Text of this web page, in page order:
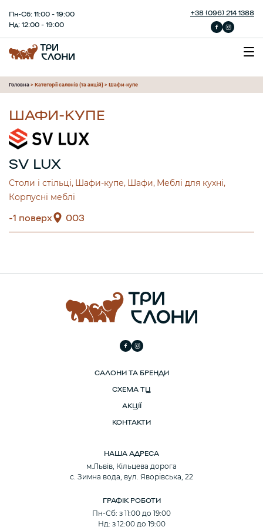
Пн-Сб: 11:00 - 19:00
Нд: 12:00 - 19:00
+38 (096) 214 1388
Головна > Категорії салонів (та акцій) > Шафи-купе
ШАФИ-КУПЕ
SV LUX
Столи і стільці Шафи-купе Шафи Меблі для кухні
Корпусні меблі
-1 поверх 003
САЛОНИ ТА БРЕНДИ
СХЕМА ТЦ
АКЦІЇ
КОНТАКТИ
НАША АДРЕСА
м.Львів, Кільцева дорога
с. Зимна вода, вул. Яворівська, 22
ГРАФІК РОБОТИ
Пн-Сб: з 11:00 до 19:00
Нд: з 12:00 до 19:00